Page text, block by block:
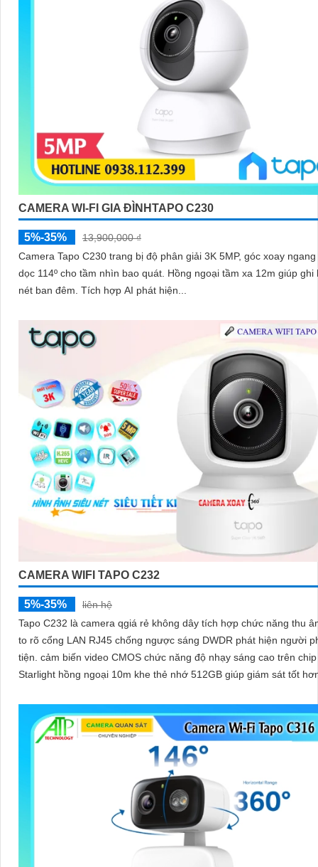
CAMERA WI-FI GIA ĐÌNHTAPO C230
5%-35%
13,900,000 ₫
Camera Tapo C230 trang bị độ phân giải 3K 5MP, góc xoay ngang
dọc 114º cho tầm nhìn bao quát. Hồng ngoại tầm xa 12m giúp ghi hình rõ
nét ban đêm. Tích hợp AI phát hiện...
CAMERA WIFI TAPO C232
5%-35%
liên hệ
Tapo C232 là camera qgiá rẻ không dây tích hợp chức năng thu
to rõ cổng LAN RJ45 chống ngược sáng DWDR phát hiện người
tiện. cảm biến video CMOS chức năng độ nhạy sáng cao trên chip
Starlight hồng ngoại 10m khe thẻ nhớ 512GB giúp giám sát tốt